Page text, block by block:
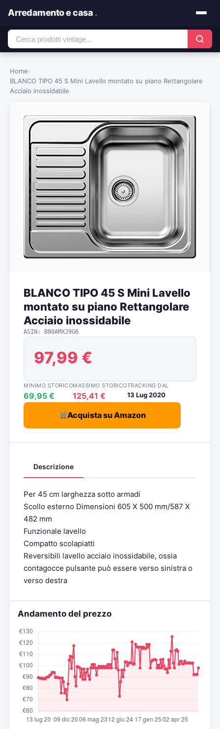
Arredamento e casa .
Home›
BLANCO TIPO 45 S Mini Lavello montato su piano Rettangolare
Acciaio inossidabile
BLANCO TIPO 45 S Mini Lavello
montato su piano Rettangolare
Acciaio inossidabile
ASIN: B00AMXJ9G6
97,99 €
MINIMO STORICO
69,95 €
MASSIMO STORICO
125,41 €
TRACKING DAL
13 Lug 2020
Acquista su Amazon
Descrizione
Per 45 cm larghezza sotto armadi
Scollo esterno Dimensioni 605 X 500 mm/587 X
482 mm
Funzionale lavello
Compatto scolapiatti
Reversibili lavello acciaio inossidabile, ossia
contagocce pulsante può essere verso sinistra o
verso destra
Andamento del prezzo